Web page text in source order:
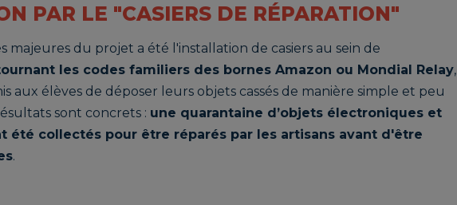
PAR LE "CASIERS DE RÉPARATION"
majeures du projet a été l'installation de casiers au sein de
les codes familiers des bornes Amazon ou Mondial Relay,
aux élèves de déposer leurs objets cassés de manière simple et peu
sont concrets : une quarantaine d’objets électroniques et
été collectés pour être réparés par les artisans avant d'être
.